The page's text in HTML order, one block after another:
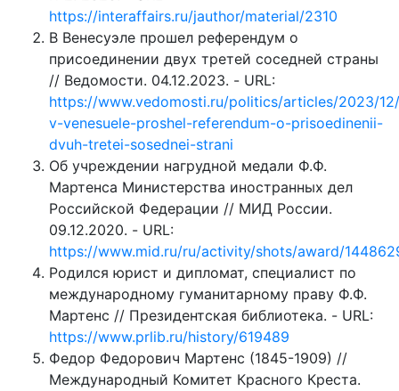
https://interaffairs.ru/jauthor/material/2310
В Венесуэле прошел референдум о
присоединении двух третей соседней страны
// Ведомости. 04.12.2023. - URL:
https://www.vedomosti.ru/politics/articles/2023/
v-venesuele-proshel-referendum-o-prisoedinenii-
dvuh-tretei-sosednei-strani
Об учреждении нагрудной медали Ф.Ф.
Мартенса Министерства иностранных дел
Российской Федерации // МИД России.
09.12.2020. - URL:
https://www.mid.ru/ru/activity/shots/award/
Родился юрист и дипломат, специалист по
международному гуманитарному праву Ф.Ф.
Мартенс // Президентская библиотека. - URL:
https://www.prlib.ru/history/619489
Федор Федорович Мартенс (1845-1909) //
Международный Комитет Красного Креста.